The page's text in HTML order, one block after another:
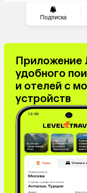
Подписка
Приложение
удобного
и отелей с
устройств